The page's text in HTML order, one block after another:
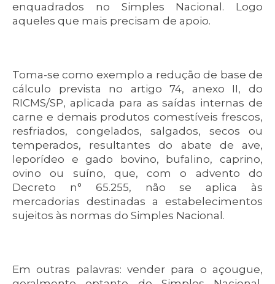
enquadrados no Simples Nacional. Logo
aqueles que mais precisam de apoio.
Toma-se como exemplo a redução de base de
cálculo prevista no artigo 74, anexo II, do
RICMS/SP, aplicada para as saídas internas de
carne e demais produtos comestíveis frescos,
resfriados, congelados, salgados, secos ou
temperados, resultantes do abate de ave,
leporídeo e gado bovino, bufalino, caprino,
ovino ou suíno, que, com o advento do
Decreto n° 65.255, não se aplica às
mercadorias destinadas a estabelecimentos
sujeitos às normas do Simples Nacional.
Em outras palavras: vender para o açougue,